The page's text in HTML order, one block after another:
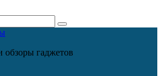
обзоры гаджетов